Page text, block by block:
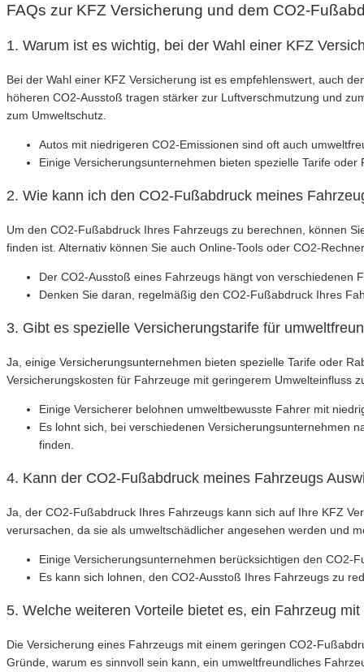
FAQs zur KFZ Versicherung und dem CO2-
1. Warum ist es wichtig, bei der Wahl einer KFZ
Bei der Wahl einer KFZ Versicherung ist es empfehlenswert, auch
höheren CO2-Ausstoß tragen stärker zur Luftverschmutzung und
zum Umweltschutz.
Autos mit niedrigeren CO2-Emissionen sind oft auch
Einige Versicherungsunternehmen bieten spezielle Tarife
2. Wie kann ich den CO2-Fußabdruck meines
Um den CO2-Fußabdruck Ihres Fahrzeugs zu berechnen, können
finden ist. Alternativ können Sie auch Online-Tools oder CO2-
Der CO2-Ausstoß eines Fahrzeugs hängt von
Denken Sie daran, regelmäßig den CO2-Fußabdruck Ihres
3. Gibt es spezielle Versicherungstarife für
Ja, einige Versicherungsunternehmen bieten spezielle Tarife oder
Versicherungskosten für Fahrzeuge mit geringerem Umwelteinfluss
Einige Versicherer belohnen umweltbewusste Fahrer mit
Es lohnt sich, bei verschiedenen Versicherungsunternehmen
finden.
4. Kann der CO2-Fußabdruck meines Fahrzeugs
Ja, der CO2-Fußabdruck Ihres Fahrzeugs kann sich auf Ihre KFZ
verursachen, da sie als umweltschädlicher angesehen werden und
Einige Versicherungsunternehmen berücksichtigen den
Es kann sich lohnen, den CO2-Ausstoß Ihres Fahrzeugs zu
5. Welche weiteren Vorteile bietet es, ein Fahrzeug
Die Versicherung eines Fahrzeugs mit einem geringen CO2-
Gründe, warum es sinnvoll sein kann, ein umweltfreundliches